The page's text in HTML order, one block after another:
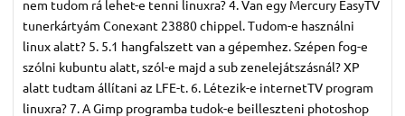
nem tudom rá lehet-e tenni linuxra? 4. Van egy Mercury EasyTV
tunerkártyám Conexant 23880 chippel. Tudom-e használni
linux alatt? 5. 5.1 hangfalszett van a gépemhez. Szépen fog-e
szólni kubuntu alatt, szól-e majd a sub zenelejátszásnál? XP
alatt tudtam állítani az LFE-t. 6. Létezik-e internetTV program
linuxra? 7. A Gimp programba tudok-e beilleszteni photoshop